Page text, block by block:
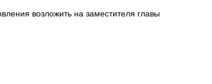
возложить на заместителя главы